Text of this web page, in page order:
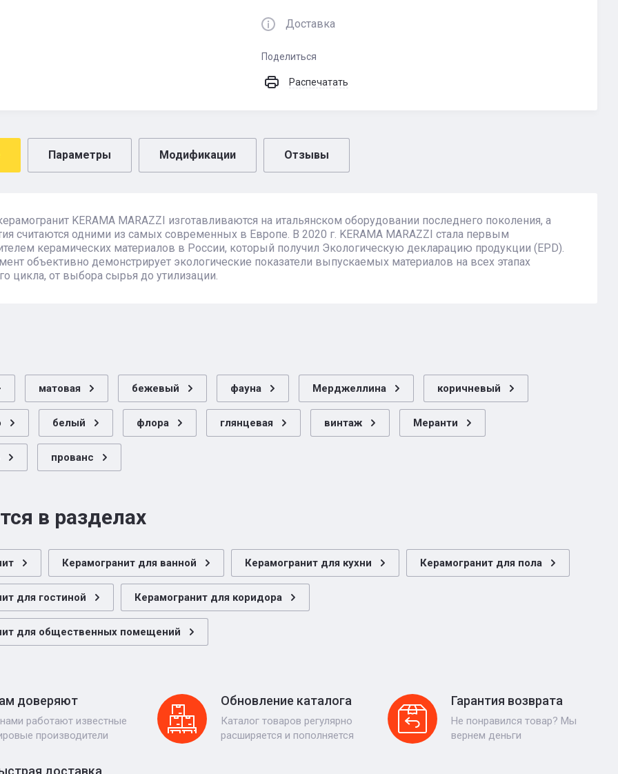
Доставка
Поделиться
Распечатать
Параметры Модификации Отзывы
KERAMA MARAZZI изготавливаются на итальянском оборудовании последнего поколения, а
считаются одними из самых современных в Европе. В 2020 г. KERAMA MARAZZI стала первым
керамических материалов в России, который получил Экологическую декларацию продукции (EPD).
объективно демонстрирует экологические показатели выпускаемых материалов на всех этапах
цикла, от выбора сырья до утилизации.
матовая бежевый фауна Мерджеллина коричневый
белый флора глянцевая винтаж Меранти
прованс
в разделах
Керамогранит для ванной Керамогранит для кухни Керамогранит для пола
для гостиной Керамогранит для коридора
для общественных помещений
доверяют
работают известные
производители
Обновление каталога
Каталог товаров регулярно
расширяется и пополняется
Гарантия возврата
Не понравился товар? Мы
вернем деньги
доставка